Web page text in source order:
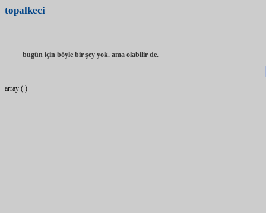
topalkeci
bugün için böyle bir şey yok. ama olabilir de.
array ( )